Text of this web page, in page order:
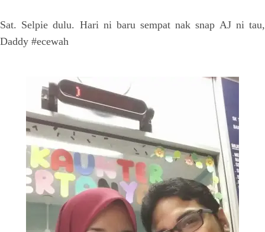
Sat. Selpie dulu. Hari ni baru sempat nak snap AJ ni tau,
Daddy #ecewah